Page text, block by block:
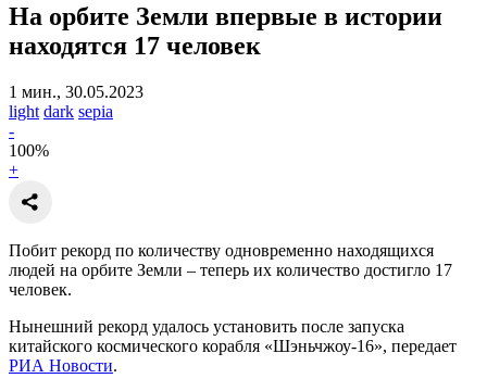
На орбите Земли впервые в истории
находятся 17 человек
1 мин., 30.05.2023
light dark sepia
-
100%
+
Побит рекорд по количеству одновременно находящихся
людей на орбите Земли – теперь их количество достигло 17
человек.
Нынешний рекорд удалось установить после запуска
китайского космического корабля «Шэньчжоу-16», передает
РИА Новости.